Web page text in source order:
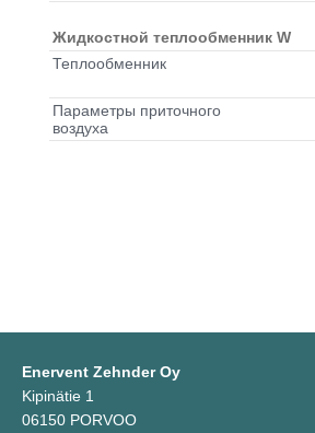
Жидкостной теплообменник W
Теплообменник
Параметры приточного
воздуха
Enervent Zehnder Oy
Kipinätie 1
06150 PORVOO